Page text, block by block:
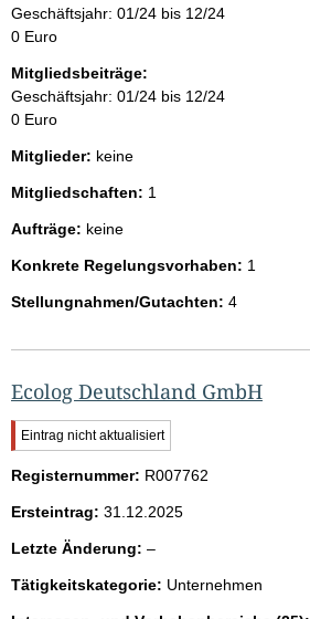
Geschäftsjahr: 01/24 bis 12/24
0 Euro
Mitgliedsbeiträge:
Geschäftsjahr: 01/24 bis 12/24
0 Euro
Mitglieder: keine
Mitgliedschaften: 1
Aufträge: keine
Konkrete Regelungsvorhaben: 1
Stellungnahmen/Gutachten: 4
Ecolog Deutschland GmbH
W
i
c
t
g
r
Eintrag nicht aktualisiert
Registernummer: R007762
Ersteintrag: 31.12.2025
Letzte Änderung: –l
e
Tätigkeitskategorie: Unternehmen